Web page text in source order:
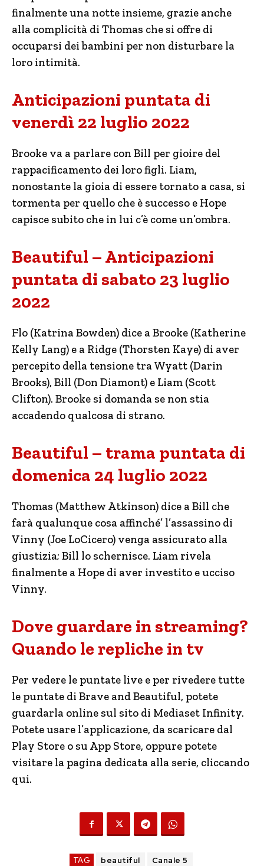
finalmente una notte insieme, grazie anche
alla complicità di Thomas che si offre di
occuparsi dei bambini per non disturbare la
loro intimità.
Anticipazioni puntata di
venerdì 22 luglio 2022
Brooke va a parlare con Bill per gioire del
rappacificamento dei loro figli. Liam,
nonostante la gioia di essere tornato a casa, si
tormenta per quello che è successo e Hope
capisce subito che in lui c’è come un’ombra.
Beautiful – Anticipazioni
puntata di sabato 23 luglio
2022
Flo (Katrina Bowden) dice a Brooke (Katherine
Kelly Lang) e a Ridge (Thorsten Kaye) di aver
percepito della tensione tra Wyatt (Darin
Brooks), Bill (Don Diamont) e Liam (Scott
Clifton). Brooke si domanda se non stia
accadendo qualcosa di strano.
Beautiful – trama puntata di
domenica 24 luglio 2022
Thomas (Matthew Atkinson) dice a Bill che
farà qualunque cosa affinché’ l’assassino di
Vinny (Joe LoCicero) venga assicurato alla
giustizia; Bill lo schernisce. Liam rivela
finalmente a Hope di aver investito e ucciso
Vinny.
Dove guardare in streaming?
Quando le repliche in tv
Per vedere le puntate live e per rivedere tutte
le puntate di Brave and Beautiful, potete
guardarla online sul sito di Mediaset Infinity.
Potete usare l’applicazione, da scaricare dal
Play Store o su App Store, oppure potete
visitare la pagina dedicata alla serie, cliccando
qui.
TAG beautiful Canale 5